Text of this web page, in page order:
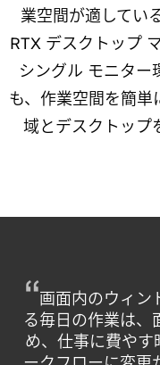
業空間が適してい
RTX デスクトップ
シングル モニター
も、作業空間を簡単
域とデスクトップ
画面内のウィン
る毎日の作業は、
め、仕事に費やす